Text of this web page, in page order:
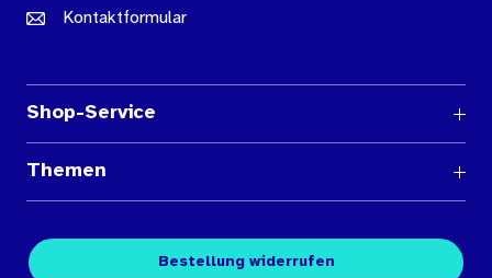
Kontaktformular
Shop-Service
Medienübersichten
Kontakt
Themen
FachpublikationenBestellung widerrufen